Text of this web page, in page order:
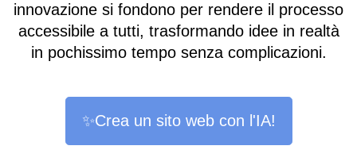
innovazione si fondono per rendere il processo
accessibile a tutti, trasformando idee in realtà
in pochissimo tempo senza complicazioni.
✨Crea un sito web con l'IA!